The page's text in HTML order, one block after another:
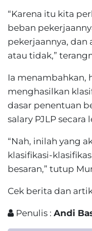
“Karena itu kita
beban
pekerjaannya, dan
atau tidak,”
Ia menambahkan,
menghasilkan
dasar penentuan
salary PJLP
“Nah, inilah yang
klasifikasi-
besaran,” tutup
Cek berita dan
Penulis : Andi